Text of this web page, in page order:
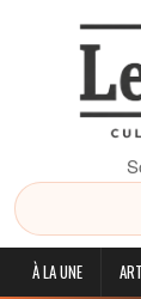
À LA UNE